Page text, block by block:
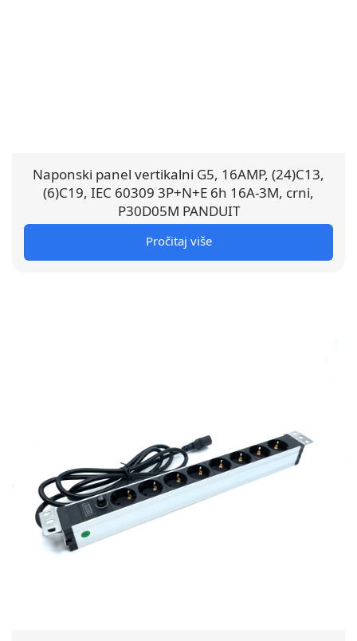
Naponski panel vertikalni G5, 16AMP, (24)C13,
(6)C19, IEC 60309 3P+N+E 6h 16A-3M, crni,
P30D05M PANDUIT
Pročitaj više